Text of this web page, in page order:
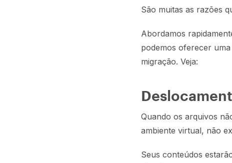
São muitas as razões
Abordamos
podemos oferecer
migração. Veja:
Quando os arquivos
ambiente virtual, não
Seus conteúdos